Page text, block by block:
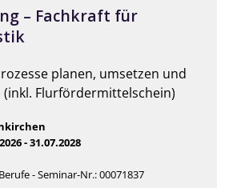
– Fachkraft für
planen, umsetzen und
Flurfördermittelschein)
- 31.07.2028
- Seminar-Nr.: 00071837